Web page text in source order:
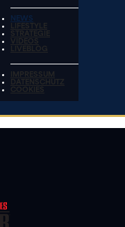
NEWS
LIFESTYLE
STRATEGIE
VIDEOS
LIVEBLOG
IMPRESSUM
DATENSCHUTZ
COOKIES